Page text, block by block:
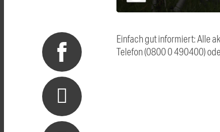
Einfach gut informiert: Alle
Telefon (0800 0 490400)